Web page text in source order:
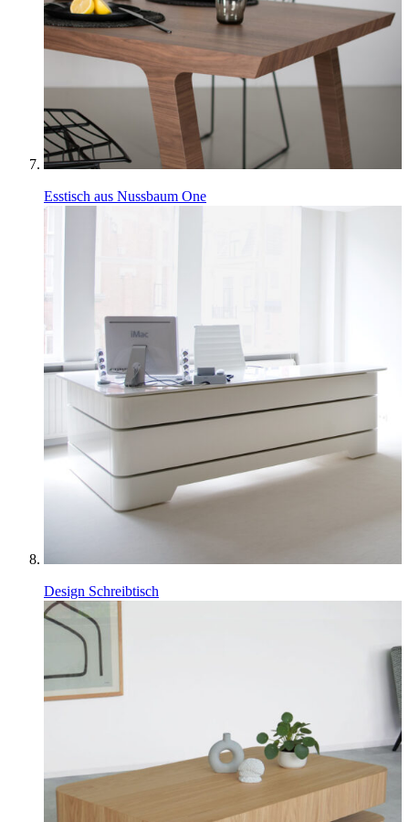
Esstisch aus Nussbaum One
Design Schreibtisch